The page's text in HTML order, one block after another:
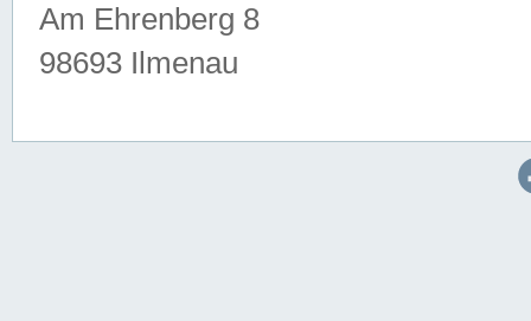
Am Ehrenberg 8
98693 Ilmenau